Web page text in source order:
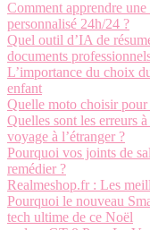
Comment apprendre
personnalisé 24h/24 ?
Quel outil d’IA de
documents
L’importance du choix
enfant
Quelle moto choisir pour
Quelles sont les erreurs
voyage à l’étranger ?
Pourquoi vos joints de
remédier ?
Realmeshop.fr : Les
Pourquoi le nouveau
tech ultime de ce Noël